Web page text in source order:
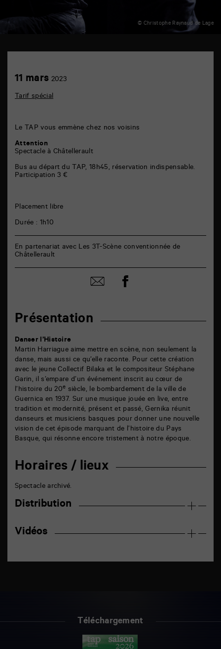
© Christophe Raynaud de Lage
conventionnée
Châtellerault
86000
Poitiers
Présentation
Danser l’Histoire
Martin Harriague aime mettre en scène, non seulement la
danse, mais aussi ce qu’elle raconte. Pour cette création
avec le jeune Collectif Bilaka et le compositeur Stéphane
Garin, il s’empare d’un événement inscrit au cœur de
l’histoire du 20e siècle, le bombardement de la ville de
Guernica en 1937. Sur une musique jouée en live, entre
tradition et modernité, présent et passé, Gernika réunit
danseurs et musiciens basques pour donner une nouvelle
vision de cet épisode marquant de l’histoire du Pays
Basque, qui résonne encore tristement à notre époque.
Horaires / lieux
Spectacle archivé.
Distribution
Vidéos
Achetez
en
11 mars 202311
Tarif spécial
Le TAP vous emmène chez nos voisins
Attention
Spectacle à Châtellerault
Bus au départ du TAP, 18h45, réservation indispensable.
Participation 3 €
Placement libre
Durée : 1h10
En partenariat avec Les 3T-Scène conventionnée de
Châtellerault
Partager
par
Partager
sur
Téléchargement